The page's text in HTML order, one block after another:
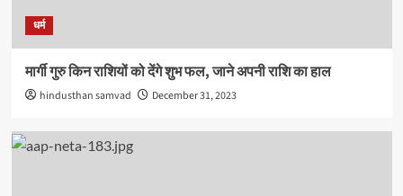
धर्म
मार्गी गुरु किन राशियों को देंगे शुभ फल, जाने अपनी राशि का हाल
hindusthan samvad December 31, 2023